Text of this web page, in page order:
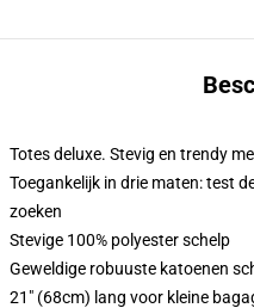
Totes deluxe. Stevig en trendy
Toegankelijk in drie maten: test
zoeken
Stevige 100% polyester schelp
Geweldige robuuste katoenen
21" (68cm) lang voor kleine